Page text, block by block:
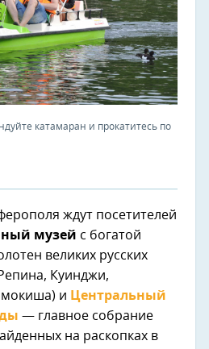
катамаран и прокатитесь по
ждут посетителей
музей с богатой
великих русских
Куинджи,
и Центральный
— главное собрание
на раскопках в